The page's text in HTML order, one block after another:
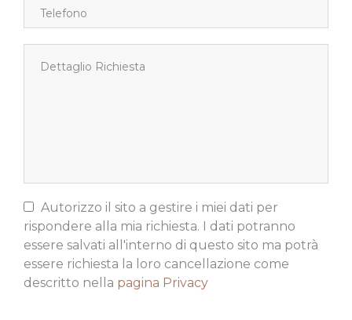
Autorizzo il sito a gestire i miei dati per
rispondere alla mia richiesta. I dati potranno
essere salvati all'interno di questo sito ma potrà
essere richiesta la loro cancellazione come
descritto nella pagina Privacy